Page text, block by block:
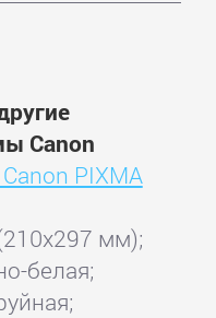
Canon
PIXMA
мм);
белая;